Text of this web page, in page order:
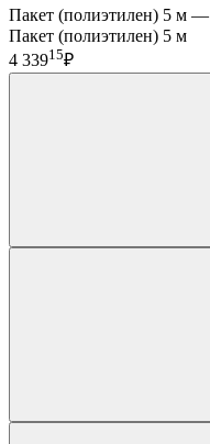
Пакет (полиэтилен) 5 м —
Пакет (полиэтилен) 5 м
4 33915₽